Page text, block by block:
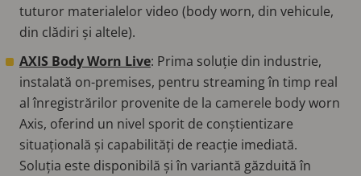
tuturor materialelor video (body worn, din vehicule,
din clădiri și altele).
AXIS Body Worn Live: Prima soluție din industrie,
instalată on-premises, pentru streaming în timp real
al înregistrărilor provenite de la camerele body worn
Axis, oferind un nivel sporit de conștientizare
situațională și capabilități de reacție imediată.
Soluția este disponibilă și în variantă găzduită în